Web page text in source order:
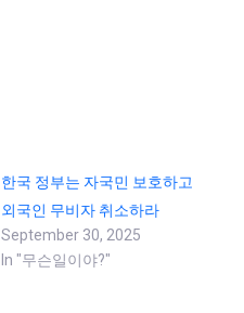
한국 정부는 자국민 보호하고
외국인 무비자 취소하라
September 30, 2025
In "무슨일이야?"